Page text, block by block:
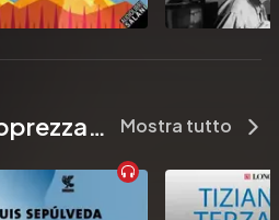
Potresti anche apprezzare... Mostra tutto